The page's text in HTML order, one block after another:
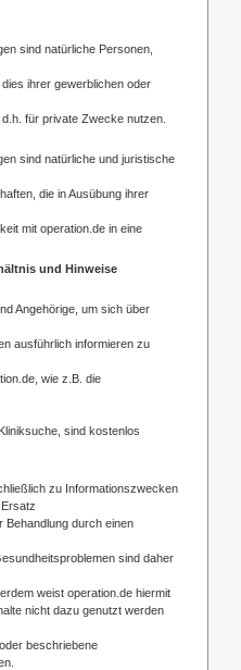
sind natürliche Personen,
ihrer gewerblichen oder
für private Zwecke nutzen.
sind natürliche und juristische
die in Ausübung ihrer
mit operation.de in eine
und Hinweise
Angehörige, um sich über
ausführlich informieren zu
wie z.B. die
sind kostenlos
zu Informationszwecken
Behandlung durch einen
sind daher
weist operation.de hiermit
nicht dazu genutzt werden
beschriebene